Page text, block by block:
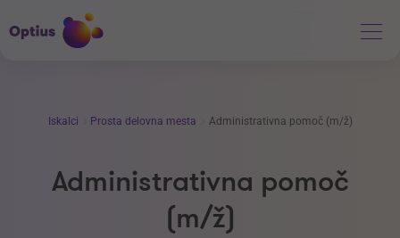
Iskalci Prosta delovna mesta Administrativna pomoč (m/ž)
Administrativna pomoč
(m/ž)